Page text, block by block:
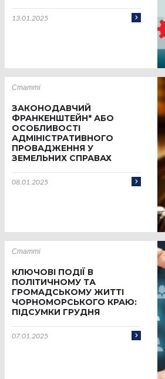
13.01.2025
Статті
ЗАКОНОДАВЧИЙ
ФРАНКЕНШТЕЙН* АБО
ОСОБЛИВОСТІ
АДМІНІСТРАТИВНОГО
ПРОВАДЖЕННЯ У
ЗЕМЕЛЬНИХ СПРАВАХ
08.01.2025
Статті
КЛЮЧОВІ ПОДІЇ В
ПОЛІТИЧНОМУ ТА
ГРОМАДСЬКОМУ ЖИТТІ
ЧОРНОМОРСЬКОГО КРАЮ:
ПІДСУМКИ ГРУДНЯ
07.01.2025